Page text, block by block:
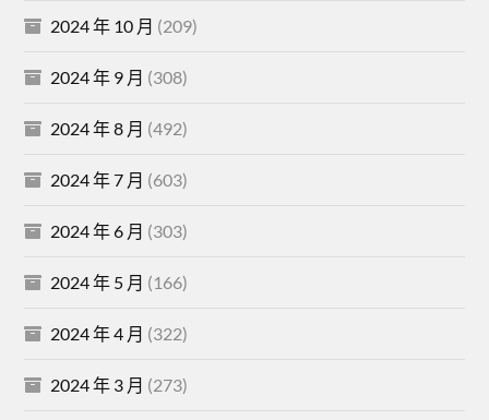
2024 年 10 月 (209)
2024 年 9 月 (308)
2024 年 8 月 (492)
2024 年 7 月 (603)
2024 年 6 月 (303)
2024 年 5 月 (166)
2024 年 4 月 (322)
2024 年 3 月 (273)